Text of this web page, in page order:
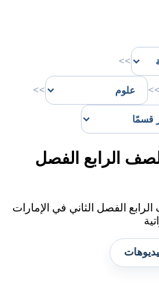
>>
>>
>>
الرابع الفصل
الفصل الثاني في الإمارات